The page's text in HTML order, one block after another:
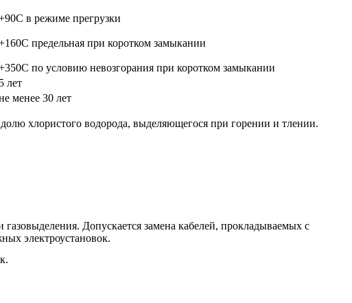
в режиме прегрузки
предельная при коротком замыкании
по условию невозгорания при коротком замыкании
5 лет
менее 30 лет
хлористого водорода, выделяющегося при горении и тлении.
Допускается замена кабелей, прокладываемых с
электроустановок.